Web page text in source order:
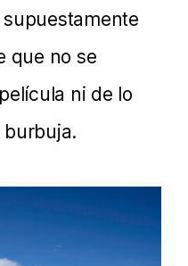
que no se
ni de lo